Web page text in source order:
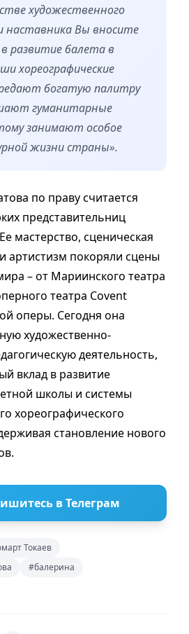
художественного
наставника Вы вносите
развитие балета в
хореографические
богатую палитру
гуманитарные
занимают особое
жизни страны».
по праву считается
представительниц
мастерство, сценическая
артистизм покоряли сцены
– от Мариинского театра
театра Covent
оперы. Сегодня она
художественно-
деятельность,
вклад в развитие
школы и системы
хореографического
становление нового
в Телеграм
Токаев
#балерина